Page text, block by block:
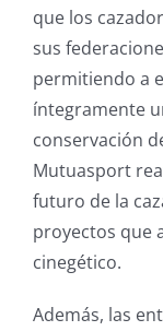
que los
sus
permitiendo a
íntegramente
conservación
Mutuasport
futuro de la
proyectos que
cinegético.
Además, las